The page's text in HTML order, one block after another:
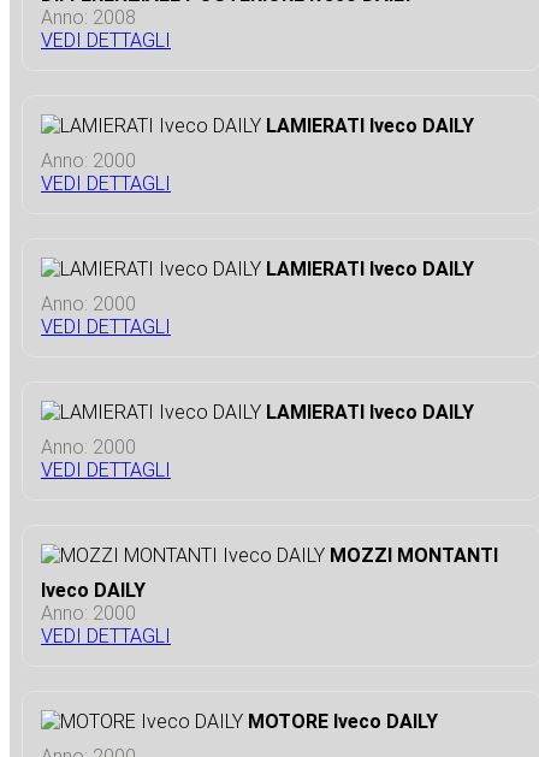
Anno: 2008
VEDI DETTAGLI
LAMIERATI Iveco DAILY
Anno: 2000
VEDI DETTAGLI
LAMIERATI Iveco DAILY
Anno: 2000
VEDI DETTAGLI
LAMIERATI Iveco DAILY
Anno: 2000
VEDI DETTAGLI
MOZZI MONTANTI
Iveco DAILY
Anno: 2000
VEDI DETTAGLI
MOTORE Iveco DAILY